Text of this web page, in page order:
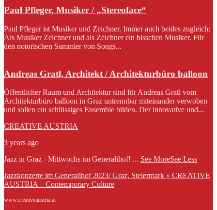
Paul Pfleger, Musiker / „Stereoface“
Paul Pfleger ist Musiker und Zeichner. Immer auch beides zugleich:
Als Musiker Zeichner und als Zeichner ein bisschen Musiker. Für
den notorischen Sammler von Songs...
Andreas Gratl, Architekt / Architekturbüro balloon
Öffentlicher Raum und Architektur sind für Andreas Gratl vom
Architekturbüro balloon in Graz untrennbar miteinander verwoben
und sollen ein schlüssiges Ensemble bilden. Der innovative und...
CREATIVE AUSTRIA
3 years ago
Jazz in Graz - Mittwochs im Generalihof! ... See MoreSee Less
Jazzkonzerte im Generalihof 2023/ Graz, Steiermark » CREATIVE
AUSTRIA – Contemporary Culture
www.creativeaustria.at